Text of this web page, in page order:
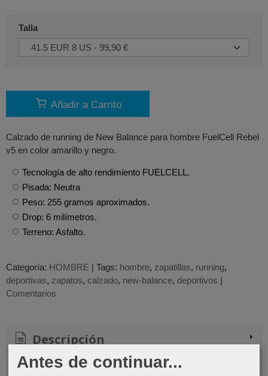
Talla
Añadir a Carrito
Calzado de running de New Balance para hombre FuelCell Rebel
v5 en color amarillo y negro.
Tecnología de alto rendimiento FUELCELL.
Pisada: Neutra
Peso: 255 gramos aproximados.
Drop: 6 milímetros.
Terreno: Asfalto.
Categoría: HOMBRE | Tags: hombre zapatillas running
deportivas zapatos calzado new-balance deportivos |
Comentarios
Descripción
Costes de Envío
Antes de continuar...